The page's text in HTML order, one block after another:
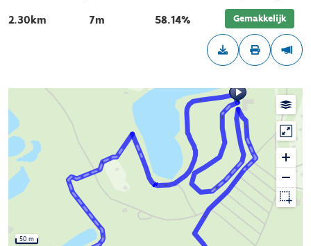
2.30km 7m 58.14% Gemakkelijk
50 m